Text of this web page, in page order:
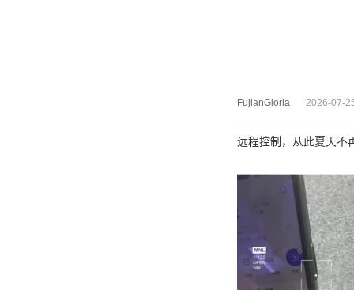
FujianGloria 2026-07-
远程控制，从此夏天不